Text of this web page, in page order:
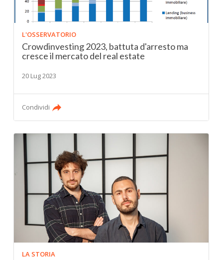
L'OSSERVATORIO
Crowdinvesting 2023, battuta d'arresto ma
cresce il mercato del real estate
20 Lug 2023
Condividi
LA STORIA